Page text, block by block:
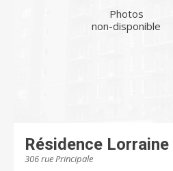
Photos
non-disponible
Résidence
306 rue Principale